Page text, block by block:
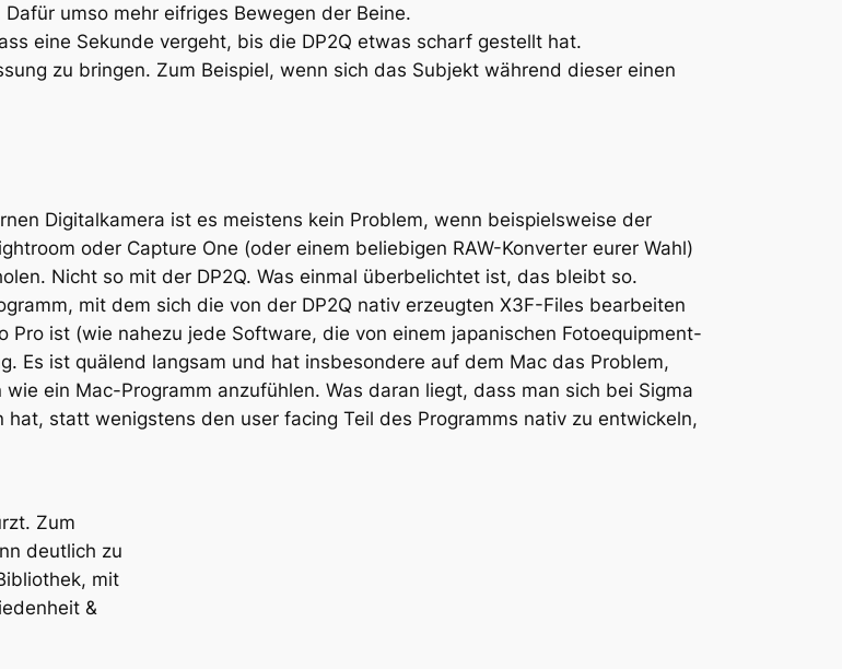
umso mehr eifriges Bewegen der Beine.
eine Sekunde vergeht, bis die DP2Q etwas scharf gestellt hat.
zu bringen. Zum Beispiel, wenn sich das Subjekt während dieser einen
Digitalkamera ist es meistens kein Problem, wenn beispielsweise der
oder Capture One (oder einem beliebigen RAW-Konverter eurer Wahl)
Nicht so mit der DP2Q. Was einmal überbelichtet ist, das bleibt so.
mit dem sich die von der DP2Q nativ erzeugten X3F-Files bearbeiten
Pro ist (wie nahezu jede Software, die von einem japanischen Fotoequipment-
Es ist quälend langsam und hat insbesondere auf dem Mac das Problem,
ein Mac-Programm anzufühlen. Was daran liegt, dass man sich bei Sigma
statt wenigstens den user facing Teil des Programms nativ zu entwickeln,
Zum
deutlich zu
mit
&